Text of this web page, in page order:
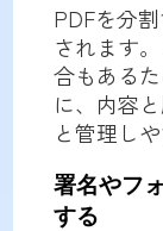
PDFを分
されます
合もある
に、内容
と管理し
署名やフ
する